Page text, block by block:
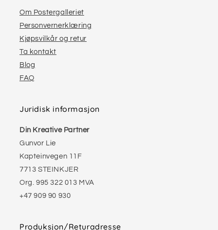
Om Postergalleriet
Personvernerklæring
Kjøpsvilkår og retur
Ta kontakt
Blog
FAQ
Juridisk informasjon
Din Kreative Partner
Gunvor Lie
Kapteinvegen 11F
7713 STEINKJER
Org. 995 322 013 MVA
+47 909 90 930
Produksjon/Returadresse